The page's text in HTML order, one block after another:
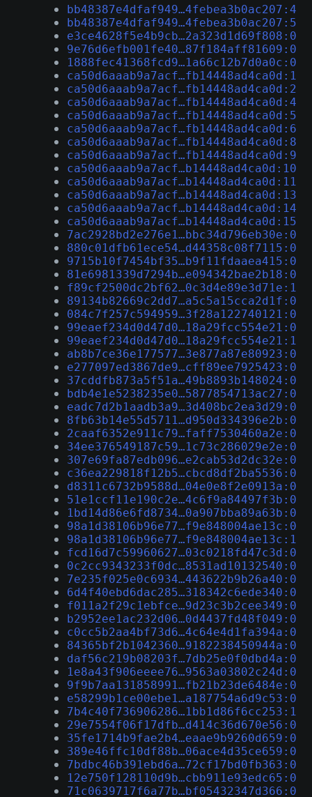
bb48387e4dfaf949…4febea3b0ac207:4
bb48387e4dfaf949…4febea3b0ac207:5
e3ce4628f5e4b9cb…2a323d1d69f808:0
9e76d6efb001fe40…87f184aff81609:0
1888fec41368fcd9…1a66c12b7d0a0c:0
ca50d6aaab9a7acf…fb14448ad4ca0d:1
ca50d6aaab9a7acf…fb14448ad4ca0d:2
ca50d6aaab9a7acf…fb14448ad4ca0d:4
ca50d6aaab9a7acf…fb14448ad4ca0d:5
ca50d6aaab9a7acf…fb14448ad4ca0d:6
ca50d6aaab9a7acf…fb14448ad4ca0d:8
ca50d6aaab9a7acf…fb14448ad4ca0d:9
ca50d6aaab9a7acf…b14448ad4ca0d:10
ca50d6aaab9a7acf…b14448ad4ca0d:11
ca50d6aaab9a7acf…b14448ad4ca0d:13
ca50d6aaab9a7acf…b14448ad4ca0d:14
ca50d6aaab9a7acf…b14448ad4ca0d:15
7ac2928bd2e276e1…bbc34d796eb30e:0
880c01dfb61ece54…d44358c08f7115:0
9715b10f7454bf35…b9f11fdaaea415:0
81e6981339d7294b…e094342bae2b18:0
f89cf2500dc2bf62…0c3d4e89e3d71e:1
89134b82669c2dd7…a5c5a15cca2d1f:0
084c7f257c594959…3f28a122740121:0
99eaef234d0d47d0…18a29fcc554e21:0
99eaef234d0d47d0…18a29fcc554e21:1
ab8b7ce36e177577…3e877a87e80923:0
e277097ed3867de9…cff89ee7925423:0
37cddfb873a5f51a…49b8893b148024:0
bdb4e1e5238235e0…5877854713ac27:0
eadc7d2b1aadb3a9…3d408bc2ea3d29:0
8fb63b14e55d5711…d950d334396e2b:0
2caaf6352e911c79…faff7530460a2e:0
34ee376549187c59…1c73c286029e2e:0
307e69fa87edb096…e2cab53d2dc32e:0
c36ea229818f12b5…cbcd8df2ba5536:0
d8311c6732b9588d…04e0e8f2e0913a:0
51e1ccf11e190c2e…4c6f9a84497f3b:0
1bd14d86e6fd8734…0a907bba89a63b:0
98a1d38106b96e77…f9e848004ae13c:0
98a1d38106b96e77…f9e848004ae13c:1
fcd16d7c59960627…03c0218fd47c3d:0
0c2cc9343233f0dc…8531ad10132540:0
7e235f025e0c6934…443622b9b26a40:0
6d4f40ebd6dac285…318342c6ede340:0
f011a2f29c1ebfce…9d23c3b2cee349:0
b2952ee1ac232d06…0d4437fd48f049:0
c0cc5b2aa4bf73d6…4c64e4d1fa394a:0
84365bf2b1042360…9182238450944a:0
daf56c219b08203f…7db25e0f0dbd4a:0
1e8a43f906eeee76…9563a03802c24d:0
9f9b7aa131858991…fb21b23de6484e:0
e58299b1ce00ebe1…a187754a6d9c53:0
7b4c40f736906286…1bb1d86f6cc253:1
29e7554f06f17dfb…d414c36d670e56:0
35fe1714b9fae2b4…eaae9b9260d659:0
389e46ffc10df88b…06ace4d35ce659:0
7bdbc46b391ebd6a…72cf17bd0fb363:0
12e750f128110d9b…cbb911e93edc65:0
71c0639717f6a77b…bf05432347d366:0